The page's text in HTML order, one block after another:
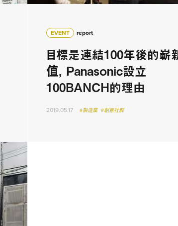
EVENT report
目標是連結100年後的嶄
值， Panasonic設立
100BANCH的理由
2019.05.17 #製造業 #創意社群